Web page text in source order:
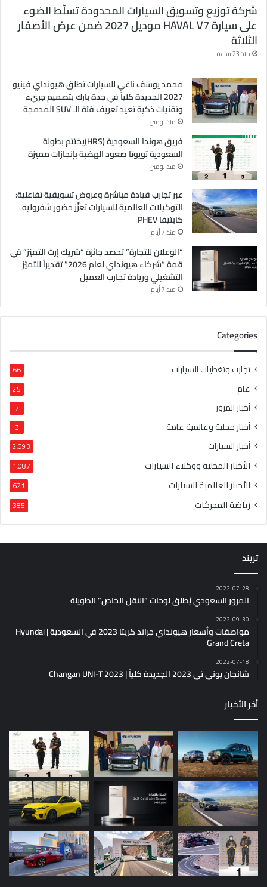
شركة توزيع وتسويق السيارات المحدودة تسلّط الضوء
على سيارة HAVAL V7 موديل 2027 ضمن عرض الأصفار
الثلاثة
منذ 23 ساعة
محمد يوسف ناغي للسيارات تطلق هيونداي فينيو
2027 الجديدة كلياً في جدة بارك بتصميم جريء
وتقنيات ذكية تعيد تعريف فئة الـ SUV المدمجة
منذ يومين
فريق هوندا السعودية (HRS)يختتم بطولة
السعودية تويوتا صعود الهضبة بإنجازات مميزة
منذ يومين
عبر تجارب قيادة مباشرة وعروض تسويقية تفاعلية:
التوكيلات العالمية للسيارات تعزّز حضور شفروليه
كابتيفا PHEV
منذ 7 أيام
“الوعلان للتجارة” تحصد جائزة “شريك إرث التميّز” في
قمة “شركاء هيونداي لعام 2026” تقديراً للتميّز
التشغيلي وريادة تجارب العميل
منذ 7 أيام
Categories
تجارب وتغطيات السيارات 66
عام 25
أخبار المرور 7
أخبار محلية وعالمية عامة 3
أخبار السيارات 2٬093
الأخبار المحلية ووكلاء السيارات 1٬087
الأخبار العالمية للسيارات 621
رياضة المحركات 385
تريند
2022-07-28
المرور السعودي يُطلق لوحات “النقل الخاص” الطويلة
2022-09-30
مواصفات وأسعار هيونداي جراند كريتا 2023 في السعودية | Hyundai
Grand Creta
2022-07-18
شانجان يوني تي 2023 الجديدة كلياً | Changan UNI-T 2023
أخر الأخبار